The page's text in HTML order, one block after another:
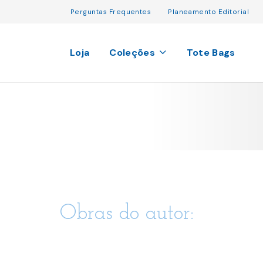
Perguntas Frequentes Planeamento Editorial
Loja Coleções Tote Bags
Obras do autor: